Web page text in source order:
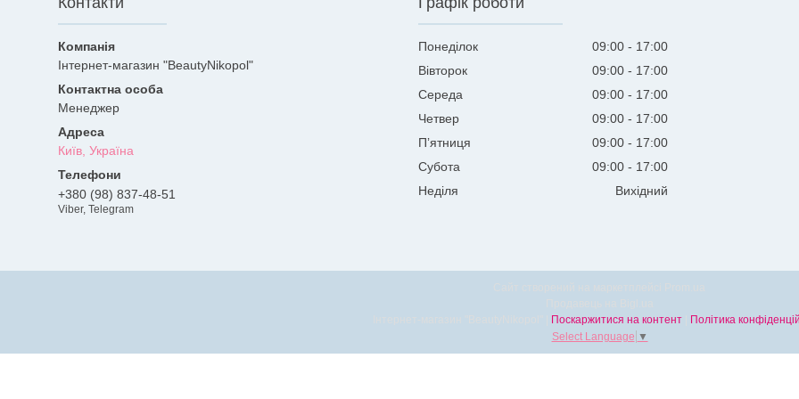
Інтернет-магазин "BeautyNikopol"
Менеджер
Київ, Україна
+380 (98) 837-48-51
Viber, Telegram
Понеділок 09:00
17:00
Вівторок
09:00
17:00
Середа
09:00
17:00
Четвер
09:00
17:00
Пʼятниця
09:00
17:00
Субота
09:00
17:00
Неділя
Вихідний
Поскаржитися на контент
Політика
Select Language ▼